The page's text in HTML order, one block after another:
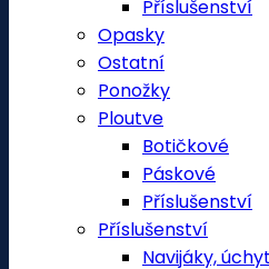
Příslušenství
Opasky
Ostatní
Ponožky
Ploutve
Botičkové
Páskové
Příslušenství
Příslušenství
Navijáky,